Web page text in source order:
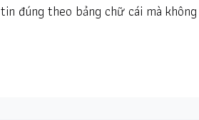
đúng theo bảng chữ cái mà không